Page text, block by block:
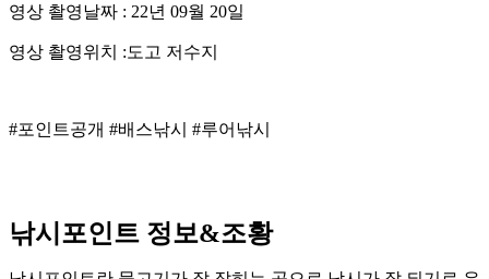
영상 촬영날짜 : 22년 09월 20일
영상 촬영위치 :도고 저수지
#포인트공개 #배스낚시 #루어낚시
낚시포인트 정보&조황